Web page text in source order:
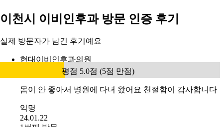
이천시 이비인후과 방문 인증 후기
실제 방문자가 남긴 후기예요
현대이비인후과의원
평점 5.0점 (5점 만점)
몸이 안 좋아서 병원에 다녀 왔어요 천절함이 감사합니다
익명
24.01.22